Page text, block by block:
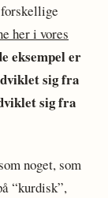
her i vores
eksempel er
sig fra
sig fra
noget, som
“kurdisk”,